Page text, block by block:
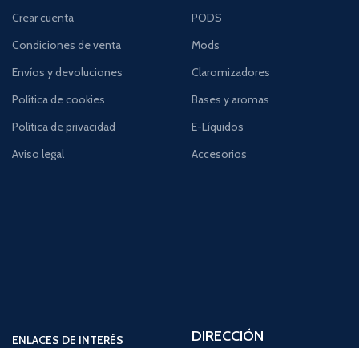
Crear cuenta
Condiciones de venta
Envíos y devoluciones
Política de cookies
Política de privacidad
Aviso legal
PODS
Mods
Claromizadores
Bases y aromas
E-Líquidos
Accesorios
ENLACES DE INTERÉS
DIRECCIÓN